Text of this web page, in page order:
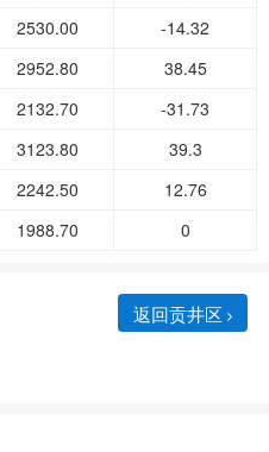
2530.00
-14.32
2952.80
38.45
2132.70
-31.73
3123.80
39.3
2242.50
12.76
1988.70 0
返回贡井区